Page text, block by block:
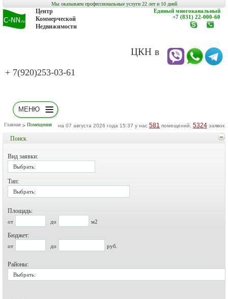
Мы оказываем профессиональные услуги 22 лет и 10 дней
Центр
Коммерческой
Недвижимости
ЦКН в
+ 7(920)253-03-61
Единый многоканальный
+7 (831) 22-000-60
www.c-
МЕНЮ
Главная Помещения на 07 августа 2026 года 15:37 у нас 581 помещений, 5324 заявок
Поиск
Вид заявки:
Выбрать:
Тип:
Выбрать:
Площадь:
от до м2
Бюджет:
от до руб.
Районы:
Выбрать: